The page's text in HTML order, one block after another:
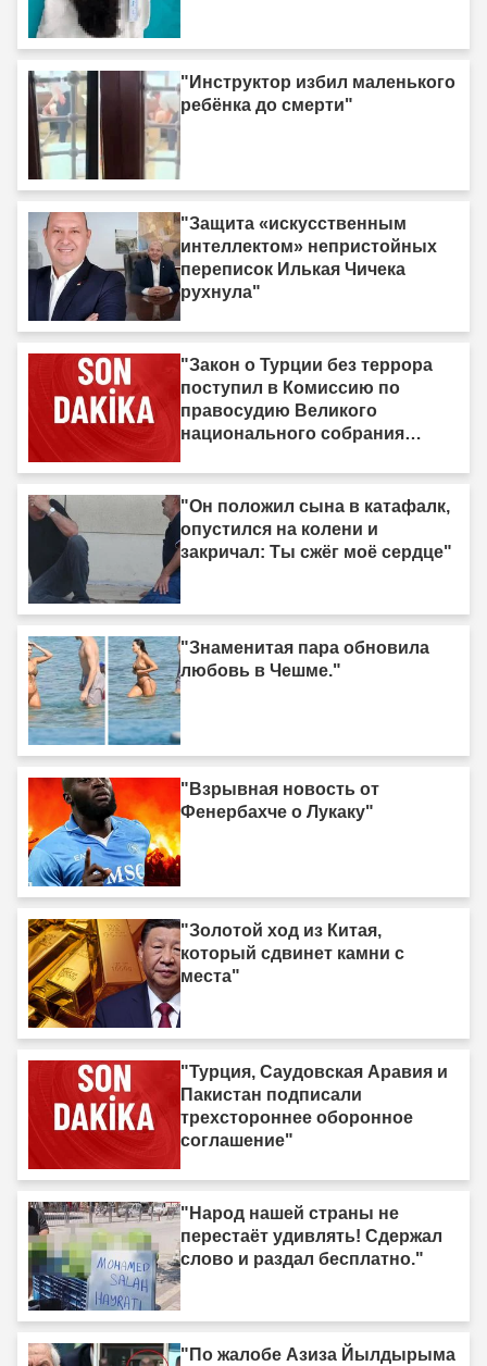
"Инструктор избил маленького
ребёнка до смерти"
"Защита «искусственным
интеллектом» непристойных
переписок Илькая Чичека
рухнула"
"Закон о Турции без террора
поступил в Комиссию по
правосудию Великого
национального собрания
"Он положил сына в катафалк,
опустился на колени и
закричал: Ты сжёг моё сердце"
"Знаменитая пара обновила
любовь в Чешме."
"Взрывная новость от
Фенербахче о Лукаку"
"Золотой ход из Китая,
который сдвинет камни с
места"
"Турция, Саудовская Аравия и
Пакистан подписали
трехстороннее оборонное
соглашение"
"Народ нашей страны не
перестаёт удивлять! Сдержал
слово и раздал бесплатно."
"По жалобе Азиза Йылдырыма